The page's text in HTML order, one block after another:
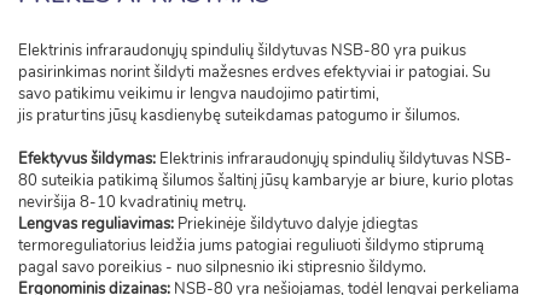
Elektrinis infraraudonųjų spindulių šildytuvas NSB-80 yra puikus
pasirinkimas norint šildyti mažesnes erdves efektyviai ir patogiai. Su
savo patikimu veikimu ir lengva naudojimo patirtimi,
jis praturtins jūsų kasdienybę suteikdamas patogumo ir šilumos.
Efektyvus šildymas: Elektrinis infraraudonųjų spindulių šildytuvas NSB-
80 suteikia patikimą šilumos šaltinį jūsų kambaryje ar biure, kurio plotas
neviršija 8-10 kvadratinių metrų.
Lengvas reguliavimas: Priekinėje šildytuvo dalyje įdiegtas
termoreguliatorius leidžia jums patogiai reguliuoti šildymo stiprumą
pagal savo poreikius - nuo silpnesnio iki stipresnio šildymo.
Ergonominis dizainas: NSB-80 yra nešiojamas, todėl lengvai perkeliama